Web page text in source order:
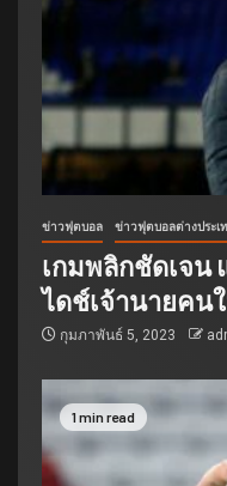
ข่าวฟุตบอล ข่าวฟุตบอลต่างประเ
เกมพลิกชัดเจน
ไดช์เจ้านายคน
กุมภาพันธ์ 5, 2023
1 min read